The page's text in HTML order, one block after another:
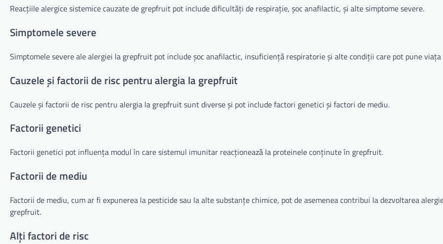
Reacțiile alergice sistemice cauzate de grepfruit pot include dificultăți de respirație, șoc anafilactic, și alte simptome severe.
Simptomele severe
Simptomele severe ale alergiei la grepfruit pot include șoc anafilactic, insuficiență respiratorie și alte condiții care pot pune
Cauzele și factorii de risc pentru alergia la grepfruit
Cauzele și factorii de risc pentru alergia la grepfruit sunt diverse și pot include factori genetici și factori de mediu.
Factorii genetici
Factorii genetici pot influența modul în care sistemul imunitar reacționează la proteinele conținute în grepfruit.
Factorii de mediu
Factorii de mediu, cum ar fi expunerea la pesticide sau la alte substanțe chimice, pot de asemenea contribui la dezvoltarea
grepfruit.
Alți factori de risc